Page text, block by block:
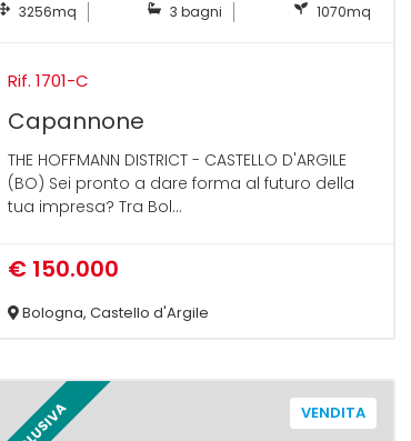
3256mq 3 bagni 1070mq
Rif. 1701-C
Capannone
THE HOFFMANN DISTRICT - CASTELLO D'ARGILE
(BO) Sei pronto a dare forma al futuro della
tua impresa? Tra Bol...
€ 150.000
Bologna, Castello d'Argile
VENDITA